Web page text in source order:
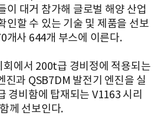
이 대거 참가해 글로벌 해양 산업
인할 수 있는 기술 및 제품을 선보
개사 644개 부스에 이른다.
회에서 200t급 경비정에 적용되는
진과 QSB7DM 발전기 엔진을 실
경비함에 탑재되는 V1163 시리
께 선보인다.